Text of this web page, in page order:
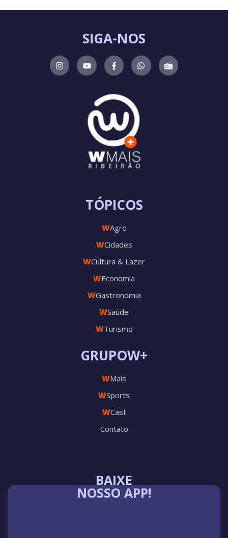
BAIXE
NOSSO APP!
GRUPOW+
WMais
WSports
WCast
Contato
TÓPICOS
WAgro
WCidades
WCultura & Lazer
WEconomia
WGastronomia
WSaúde
WTurismo
SIGA-NOS